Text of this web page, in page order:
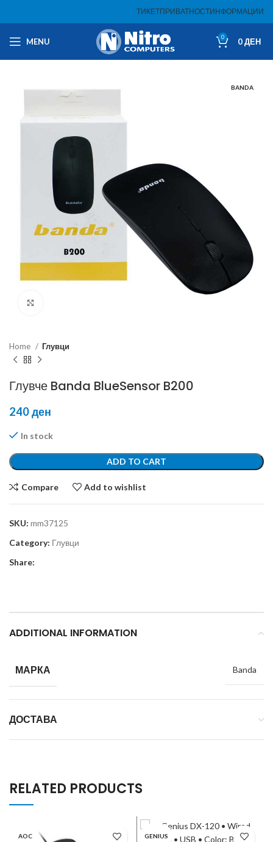
ТИКЕТПРИВАТНОСТИНФОРМАЦИИ
MENU 0 0ДЕН
BANDA
Home Глувци
Глувче Banda BlueSensor B200
240ден
In stock
ADD TO CART
Compare Add to wishlist
SKU: mm37125
Category: Глувци
Share:
ADDITIONAL INFORMATION
МАРКА Banda
ДОСТАВА
RELATED PRODUCTS
AOC GENIUS